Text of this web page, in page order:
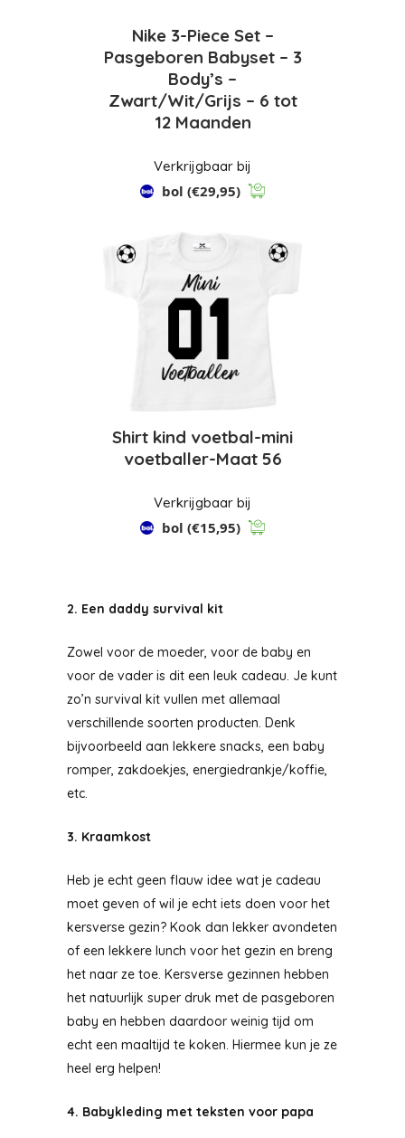
Nike 3-Piece Set –
Pasgeboren Babyset – 3
Body’s –
Zwart/Wit/Grijs – 6 tot
12 Maanden
Verkrijgbaar bij
bol (€29,95)
Shirt kind voetbal-mini
voetballer-Maat 56
Verkrijgbaar bij
bol (€15,95)
2. Een daddy survival kit
Zowel voor de moeder, voor de baby en
voor de vader is dit een leuk cadeau. Je kunt
zo’n survival kit vullen met allemaal
verschillende soorten producten. Denk
bijvoorbeeld aan lekkere snacks, een baby
romper, zakdoekjes, energiedrankje/koffie,
etc.
3. Kraamkost
Heb je echt geen flauw idee wat je cadeau
moet geven of wil je echt iets doen voor het
kersverse gezin? Kook dan lekker avondeten
of een lekkere lunch voor het gezin en breng
het naar ze toe. Kersverse gezinnen hebben
het natuurlijk super druk met de pasgeboren
baby en hebben daardoor weinig tijd om
echt een maaltijd te koken. Hiermee kun je ze
heel erg helpen!
4. Babykleding met teksten voor papa